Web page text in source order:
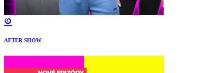
AFTER SHOW